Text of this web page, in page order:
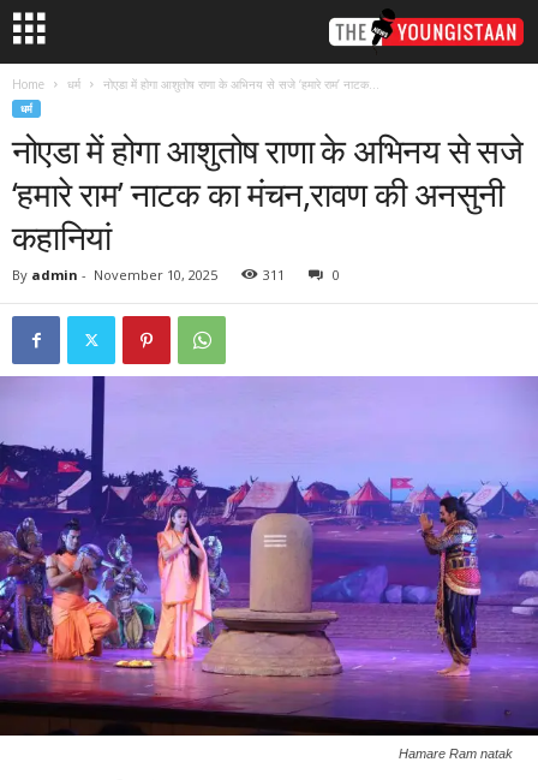
Home धर्म नोएडा में होगा आशुतोष राणा के अभिनय से सजे ‘हमारे राम’ नाटक...
धर्म
नोएडा में होगा आशुतोष राणा के अभिनय से सजे
‘हमारे राम’ नाटक का मंचन,रावण की अनसुनी
कहानियां
By admin - November 10, 2025 311 0
Hamare Ram natak